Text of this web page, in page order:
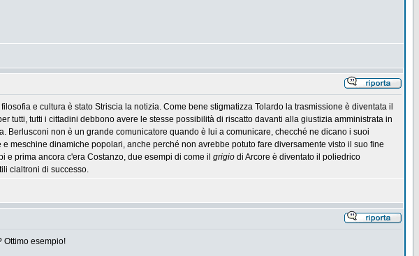
e cultura è stato Striscia la notizia. Come bene stigmatizza Tolardo la trasmissione è diventata il
tutti, tutti i cittadini debbono avere le stesse possibilità di riscatto davanti alla giustizia amministrata in
non è un grande comunicatore quando è lui a comunicare, checché ne dicano i suoi
meschine dinamiche popolari, anche perché non avrebbe potuto fare diversamente visto il suo fine
prima ancora c'era Costanzo, due esempi di come il grigio di Arcore è diventato il poliedrico
cialtroni di successo.
Ottimo esempio!